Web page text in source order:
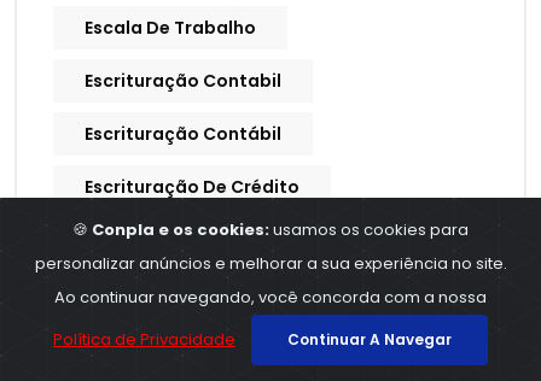
Escala De Trabalho
Escrituração Contabil
Escrituração Contábil
Escrituração De Crédito
Escrituração Fiscal Esocial
Estados Estoque
Executivo Fake News
🍪 Conpla e os cookies:usamos os cookies para
personalizar anúncios e melhorar a sua experiência no site.
Ao continuar navegando, você concorda com a nossa
Política de Privacidade
Continuar A Navegar